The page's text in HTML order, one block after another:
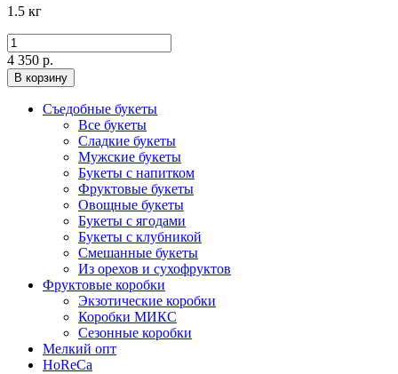
1.5 кг
4 350 р.
В корзину
Съедобные букеты
Все букеты
Сладкие букеты
Мужские букеты
Букеты с напитком
Фруктовые букеты
Овощные букеты
Букеты с ягодами
Букеты с клубникой
Смешанные букеты
Из орехов и сухофруктов
Фруктовые коробки
Экзотические коробки
Коробки МИКС
Сезонные коробки
Мелкий опт
HoReCa